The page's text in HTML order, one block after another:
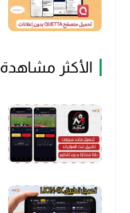
الأكثر مشاهدة